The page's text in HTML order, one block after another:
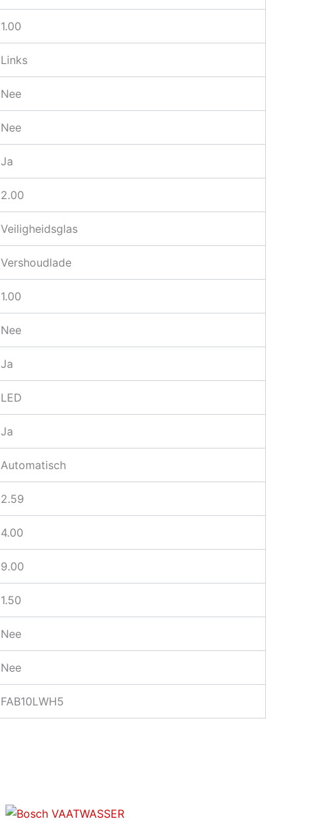
1.00
Links
Nee
Nee
Ja
2.00
Veiligheidsglas
Vershoudlade
1.00
Nee
Ja
LED
Ja
Automatisch
2.59
4.00
9.00
1.50
Nee
Nee
FAB10LWH5